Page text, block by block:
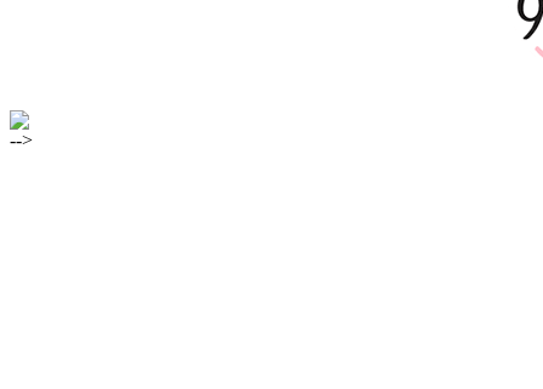
-->